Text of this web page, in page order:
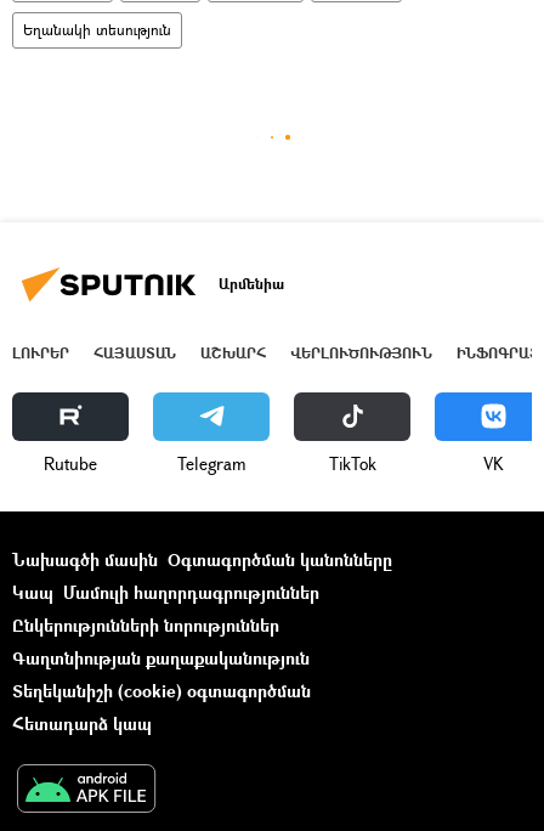
Եղանակի տեսություն
Արմենիա
ԼՈՒՐԵՐ ՀԱՅԱՍՏԱՆ ԱՇԽԱՐՀ ՎԵՐԼՈՒԾՈՒԹՅՈՒՆ
Rutube Telegram ТikТоk VK
Նախագծի մասին Օգտագործման կանոնները
Կապ Մամուլի հաղորդագրություններ
Ընկերությունների նորություններ
Գաղտնիության քաղաքականություն
Տեղեկանիշի (cookie) օգտագործման
Հետադարձ կապ